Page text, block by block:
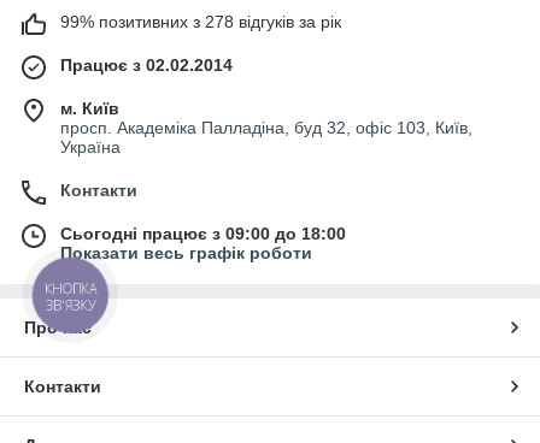
99% позитивних з 278 відгуків за рік
Працює з 02.02.2014
м. Київ
просп. Академіка Палладіна, буд 32, офіс 103, Київ,
Україна
Контакти
Сьогодні працює з 09:00 до 18:00
Показати весь графік роботи
Про нас
Контакти
КНОПКА
ЗВ'ЯЗКУ